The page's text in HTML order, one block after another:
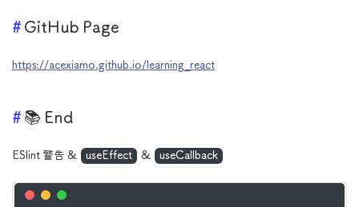
GitHub Page
https://acexiamo.github.io/learning_react
📚 End
ESlint 警告 & useEffect & useCallback